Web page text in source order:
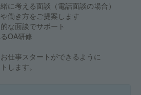
に考える面談（電話面談の場合）
働き方をご提案します
な面談でサポート
OA研修
仕事スタートができるように
します。